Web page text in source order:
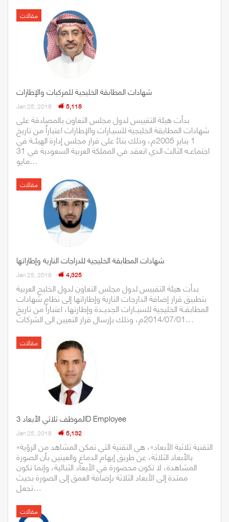
مقالات
شهادات المطابقة الخليجية للمركبات والإطارات
Jan 25, 2018 5,118
بدأت هيئة التقييس لدول مجلس التعاون بالمصادقة على
شهادات المطابقة الخليجية للسيـارات والإطارات اعتباراً من تاريخ
1 يناير 2005م، وذلك بناءً على قرار مجلس إدارة الهيئــة في
اجتماعــه الثالث الذي انعقد في المملكة العربية السعودية في 31
مايو…
مقالات
شهادات المطابقة الخليجية للدراجات النارية وإطاراتها
Jan 25, 2018 4,325
بدأت هيئة التقييس لدول مجلس التعاون لدول الخليج العربية
بتطبيق قرار إضافة الدارجات النارية وإطاراتها إلى نظام شهادات
المطابقــة الخليجية للسيــارات الجديــدة وإطارتها، اعتباراً من تاريخ
2014/07/01م، وذلك بإرسال قرار التعيين الى الشركات…
مقالات
الموظف ثلاثي الأبعاد 3D Employee
Jan 25, 2018 5,132
«التقنية ثلاثية الأبعاد»، هي التقنية التي تمكن المشاهد من الرؤية
بالأبعاد الثلاثة، عن طريق إيهام الدماغ والعينين بأن الصورة
المشاهدة، لا تكون محصورة في الأبعاد الثنائية، وإنما تكون
ممتدة إلى الأبعاد الثلاثة بإضافة العمق إلى الصورة بحيث
تجعل…
مقالات